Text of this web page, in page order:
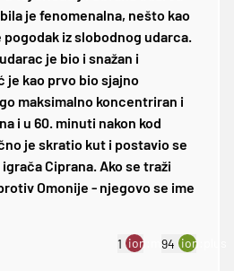
je fenomenalna, nešto kao
iz slobodnog udarca.
je bio i snažan i
je kao prvo bio sjajno
maksimalno koncentriran i
i u 60. minuti nakon kod
je skratio kut i postavio se
Ciprana. Ako se traži
Omonije - njegovo se ime
1 ion:minus
94 ion:plus